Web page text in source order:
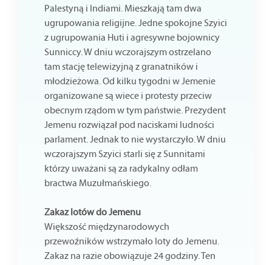
Palestyną i Indiami. Mieszkają tam dwa
ugrupowania religijne. Jedne spokojne Szyici
z ugrupowania Huti i agresywne bojownicy
Sunniccy. W dniu wczorajszym ostrzelano
tam stację telewizyjną z granatników i
młodzieżowa. Od kilku tygodni w Jemenie
organizowane są wiece i protesty przeciw
obecnym rządom w tym państwie. Prezydent
Jemenu rozwiązał pod naciskami ludności
parlament. Jednak to nie wystarczyło. W dniu
wczorajszym Szyici starli się z Sunnitami
którzy uważani są za radykalny odłam
bractwa Muzułmańskiego.
Zakaz lotów do Jemenu
Większość międzynarodowych
przewoźników wstrzymało loty do Jemenu.
Zakaz na razie obowiązuje 24 godziny. Ten